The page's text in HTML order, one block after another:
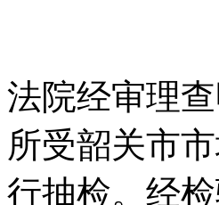
法院经审理
所受韶关市
行抽检。经